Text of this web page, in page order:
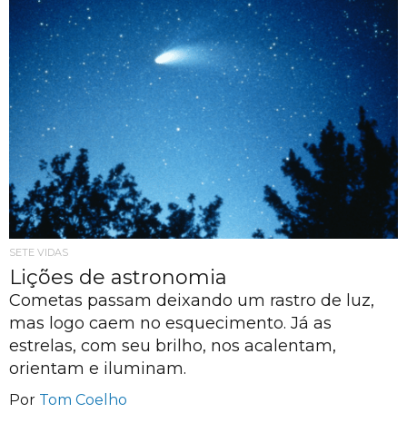
SETE VIDAS
Lições de astronomia
Cometas passam deixando um rastro de luz,
mas logo caem no esquecimento. Já as
estrelas, com seu brilho, nos acalentam,
orientam e iluminam.
Por Tom Coelho